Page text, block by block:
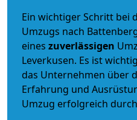
Ein wichtiger Schritt bei
Umzugs nach
eines zuverlässigen
Leverkusen. Es ist
das Unternehmen über
Erfahrung und
Umzug erfolgreich